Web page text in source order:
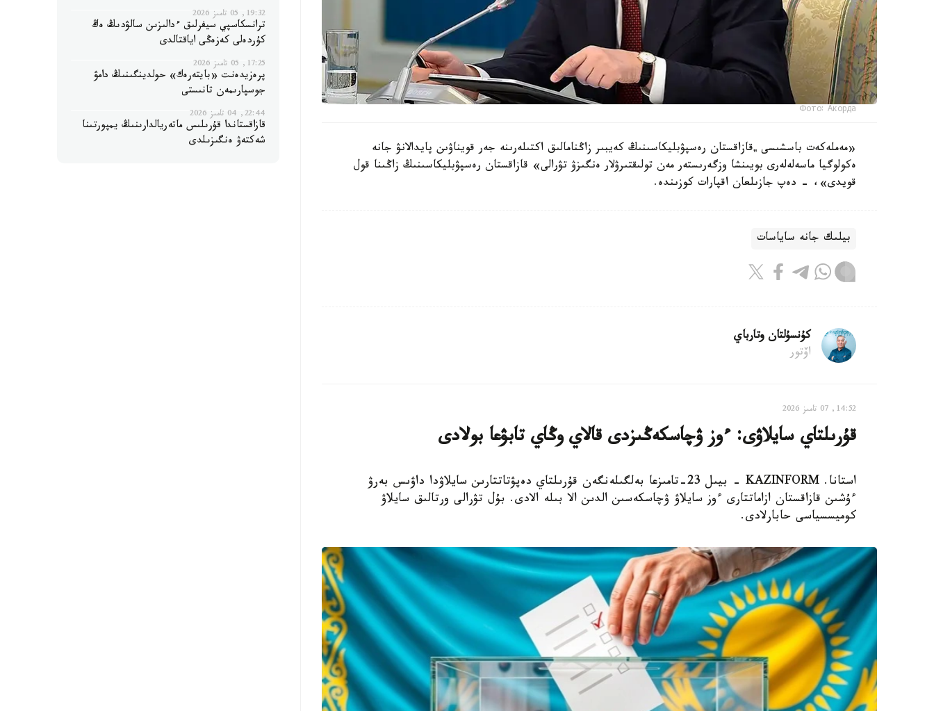
Фото: Акорда
«مەملەكەت باسشىسى „قازاقستان رەسپۋبليكاسىنىڭ كەيبىر زاڭنامالىق اكتىلەرىنە جەر قويناۋىن پايدالانۋ جانە
ەكولوگيا ماسەلەلەرى بويىنشا وزگەرىستەر مەن تولىقتىرۋلار ەنگىزۋ تۋرالى» قازاقستان رەسپۋبليكاسىنىڭ زاڭىنا قول
قويدى»، - دەپ جازىلعان اقپارات كوزىندە.
بيلىك جانە ساياسات
كۇنسۇلتان وتارباي
اۆتور
14:52, 07 تامىز 2026
قۇرىلتاي سايلاۋى: ءوز ۋچاسكەڭىزدى قالاي وڭاي تابۋعا بولادى
استانا. KAZINFORM - بيىل 23-تامىزعا بەلگىلەنگەن قۇرىلتاي دەپۋتاتتارىن سايلاۋدا داۋىس بەرۋ
ءۇشىن قازاقستان ازاماتتارى ءوز سايلاۋ ۋچاسكەسىن الدىن الا بىلە الادى. بۇل تۋرالى ورتالىق سايلاۋ
كوميسسياسى حابارلادى.
19:32, 05 تامىز 2026
ترانسكاسپي سيفرلىق ءدالىزىن سالۋدىڭ ەڭ
كۇردەلى كەزەڭى اياقتالدى
17:25, 05 تامىز 2026
پرەزيدەنت «بايتەرەك» حولدينگىنىڭ دامۋ
جوسپارىمەن تانىستى
22:44, 04 تامىز 2026
قازاقستاندا قۇرىلىس ماتەريالدارىنىڭ يمپورتىنا
شەكتەۋ ەنگىزىلدى